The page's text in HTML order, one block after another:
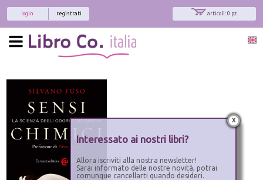
articoli: 0 pz.
registrati
login
x
Interessato ai nostri libri?
Allora iscriviti alla nostra newsletter!
Sarai informato delle nostre novità, potrai
comunque cancellarti quando desideri.